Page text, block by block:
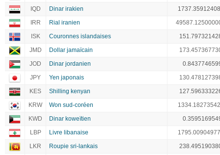
IQD
Dinar irakien
IRR
Rial iranien
ISK
Couronnes islandaises
JMD
Dollar jamaïcain
JOD
Dinar jordanien
JPY
Yen japonais
KES
Shilling kenyan
KRW
Won sud-coréen
KWD
Dinar koweïtien
LBP
Livre libanaise
LKR
Roupie sri-lankais